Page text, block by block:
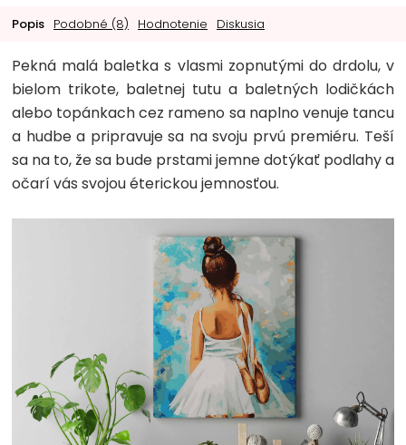
Popis Podobné (8) Hodnotenie Diskusia
Pekná malá baletka s vlasmi zopnutými do drdolu, v
bielom trikote, baletnej tutu a baletných lodičkách
alebo topánkach cez rameno sa naplno venuje tancu
a hudbe a pripravuje sa na svoju prvú premiéru. Teší
sa na to, že sa bude prstami jemne dotýkať podlahy a
očarí vás svojou éterickou jemnosťou.